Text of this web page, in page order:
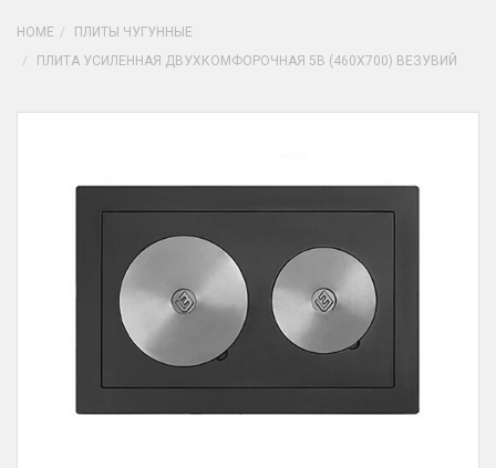
HOME
ПЛИТЫ ЧУГУННЫЕ
ПЛИТА УСИЛЕННАЯ ДВУХКОМФОРОЧНАЯ 5В (460Х700) ВЕЗУВИЙ